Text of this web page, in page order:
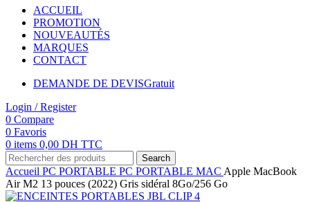
ACCUEIL
PROMOTION
NOUVEAUTÉS
MARQUES
CONTACT
DEMANDE DE DEVISGratuit
Login / Register
0 Compare
0 Favoris
0 items 0,00 DH TTC
Search
Accueil PC PORTABLE PC PORTABLE MAC Apple MacBook
Air M2 13 pouces (2022) Gris sidéral 8Go/256 Go